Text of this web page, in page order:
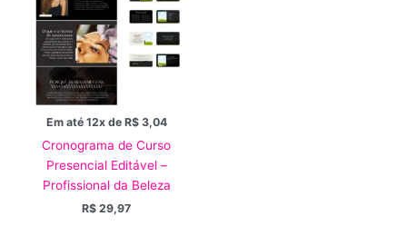
Em até 12x de R$3,04
Cronograma de Curso
Presencial Editável –
Profissional da Beleza
R$ 29,97